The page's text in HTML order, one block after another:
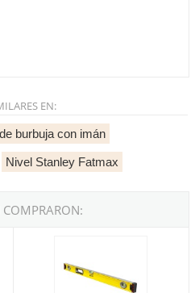
EN:
burbuja con imán
Nivel Stanley Fatmax
COMPRARON: